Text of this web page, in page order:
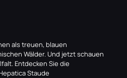
als treuen, blauen
Wälder. Und jetzt schauen
Entdecken Sie die
Staude